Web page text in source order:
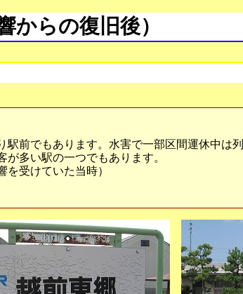
からの復旧後）
前でもあります。水害で一部区間運休中は
多い駅の一つでもあります。
を受けていた当時）